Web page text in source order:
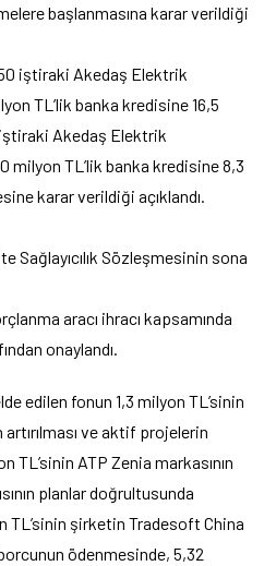
başlanmasına karar verildiği
iştiraki Akedaş Elektrik
TL’lik banka kredisine 16,5
Akedaş Elektrik
milyon TL’lik banka kredisine 8,3
karar verildiği açıklandı.
Sağlayıcılık Sözleşmesinin sona
aracı ihracı kapsamında
onaylandı.
edilen fonun 1,3 milyon TL’sinin
artırılması ve aktif projelerin
TL’sinin ATP Zenia markasının
planlar doğrultusunda
TL’sinin şirketin Tradesoft China
borcunun ödenmesinde, 5,32